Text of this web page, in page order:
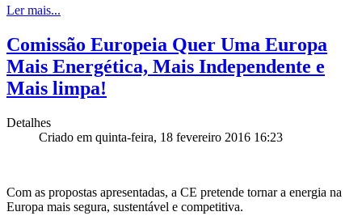
Ler mais...
Comissão Europeia Quer Uma Europa
Mais Energética, Mais Independente e
Mais limpa!
Detalhes
Criado em quinta-feira, 18 fevereiro 2016 16:23
Com as propostas apresentadas, a CE pretende tornar a energia na
Europa mais segura, sustentável e competitiva.